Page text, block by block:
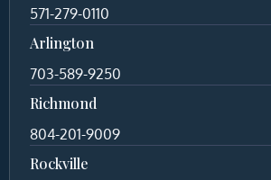
571-279-0110
Arlington
703-589-9250
Richmond
804-201-9009
Rockville